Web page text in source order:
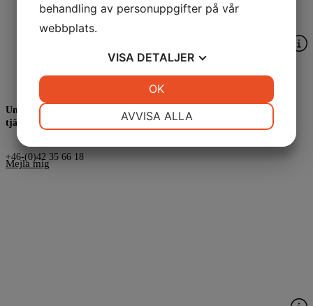
Ola Thufvesson
Universitetslektor Institutionen för service management och
tjänstevetenskap
+46-(0)42 35 66 18
Mejla mig
behandling av personuppgifter på vår
webbplats.
VISA DETALJER
MARKNADSFÖRING
AVVISA ALLA
OK